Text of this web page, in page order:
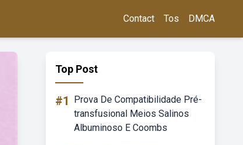
Contact Tos DMCA
Top Post
#1
Prova De Compatibilidade Pré-
transfusional Meios Salinos
Albuminoso E Coombs